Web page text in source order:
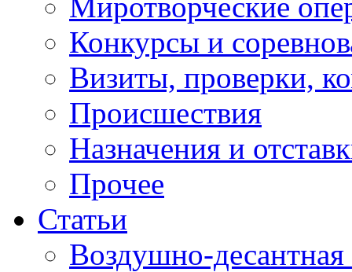
Конкурсы и
Визиты, проверки,
Происшествия
Назначения и
Прочее
Статьи
Воздушно-десантная